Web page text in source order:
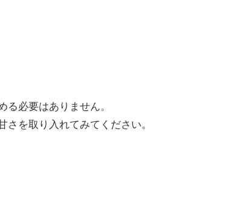
る必要はありません。
さを取り入れてみてください。